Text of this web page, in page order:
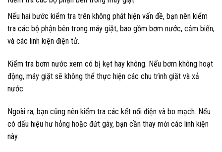
Nếu hai bước kiểm tra trên không phát hiện vấn đề, bạn nên kiểm
tra các bộ phận bên trong máy giặt, bao gồm bơm nước, cảm biến,
và các linh kiện điện tử.
Kiểm tra bơm nước xem có bị kẹt hay không. Nếu bơm không hoạt
động, máy giặt sẽ không thể thực hiện các chu trình giặt và xả
nước.
Ngoài ra, bạn cũng nên kiểm tra các kết nối điện và bo mạch. Nếu
có dấu hiệu hư hỏng hoặc đứt gãy, bạn cần thay mới các linh kiện
này.